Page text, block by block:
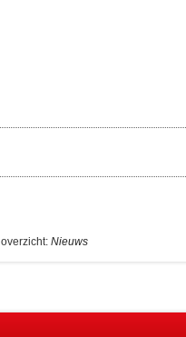
Nieuws